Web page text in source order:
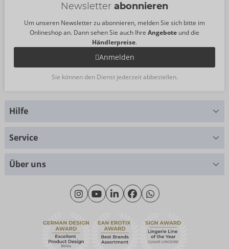
Newsletter abonnieren
Um unseren Newsletter zu abonnieren, melden Sie sich bitte im
Onlineshop an. Dann sehen Sie auch Ihre Angebote und die
Händlerpreise.
Anmelden
Sie können den Dienst jederzeit abbestellen.
Hilfe
Montag - Donnerstag: 09:00 - 16:00 Uhr
Freitag: 09:00 - 15:00 Uhr
Kontakt
Häufige Fragen
Service
Über uns
Wir über uns
Nachhaltigkeit
eroFame